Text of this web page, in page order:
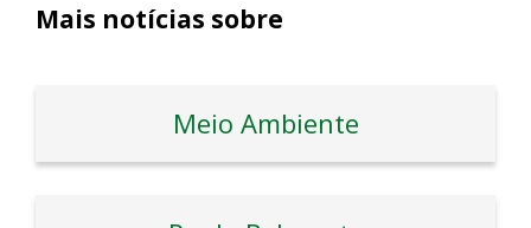
Mais notícias sobre
Meio Ambiente